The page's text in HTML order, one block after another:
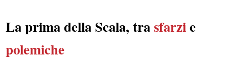
La prima della Scala, trasfarzie
polemiche